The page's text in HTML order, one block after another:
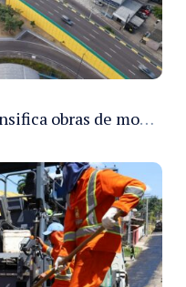
Prefeitura de Manaus intensifica obras de modernização no viaduto Miguel Arraes para ampliar segurança e acessibilidade na região